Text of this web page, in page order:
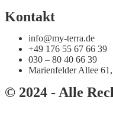
Kontakt
info@my-terra.de
+49 176 55 67 66 39
030 – 80 40 66 39
Marienfelder Allee
© 2024 - Alle